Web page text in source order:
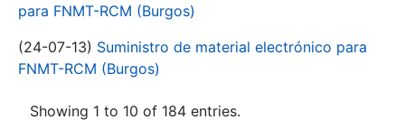
para FNMT-RCM (Burgos)
(24-07-13) Suministro de material electrónico para
FNMT-RCM (Burgos)
Showing 1 to 10 of 184 entries.